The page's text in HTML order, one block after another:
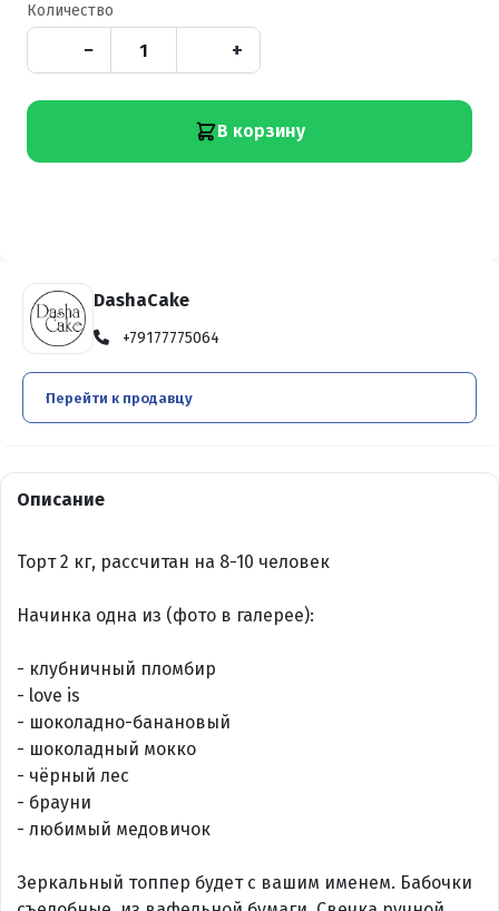
Количество
− +
В корзину
DashaCake
+79177775064
Перейти к продавцу
Описание
Торт 2 кг, рассчитан на 8-10 человек
Начинка одна из (фото в галерее):
- клубничный пломбир
- love is
- шоколадно-банановый
- шоколадный мокко
- чёрный лес
- брауни
- любимый медовичок
Зеркальный топпер будет с вашим именем. Бабочки